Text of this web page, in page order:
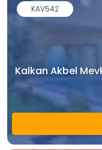
Kalkan Akbel
KAV542